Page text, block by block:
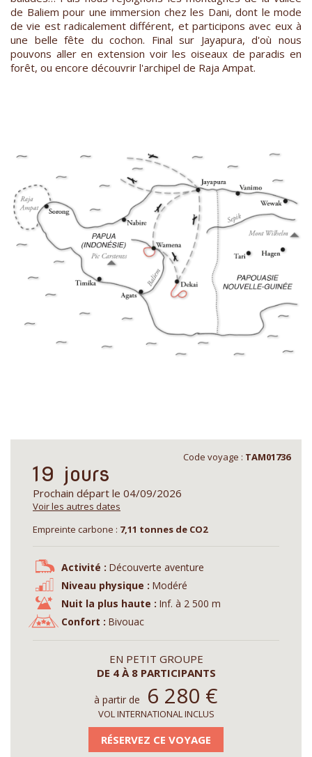
de Baliem pour une immersion chez les Dani, dont le mode
de vie est radicalement différent, et participons avec eux à
une belle fête du cochon. Final sur Jayapura, d'où nous
pouvons aller en extension voir les oiseaux de paradis en
forêt, ou encore découvrir l'archipel de Raja Ampat.
Code voyage : TAM01736
19 jours
Prochain départ le 04/09/2026
Voir les autres dates
Empreinte carbone : 7,11 tonnes de CO2
Activité : Découverte aventure
Niveau physique : Modéré
Nuit la plus haute : Inf. à 2 500 m
Confort : Bivouac
EN PETIT GROUPE
DE 4 À 8 PARTICIPANTS
à partir de 6 280 €
VOL INTERNATIONAL INCLUS
RÉSERVEZ CE VOYAGE